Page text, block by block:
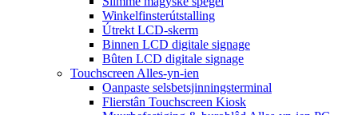
Winkelfinsterútstalling
Útrekt LCD-skerm
Binnen LCD digitale signage
Bûten LCD digitale signage
Touchscreen Alles-yn-ien
Oanpaste selsbetsjinningsterminal
Flierstân Touchscreen Kiosk